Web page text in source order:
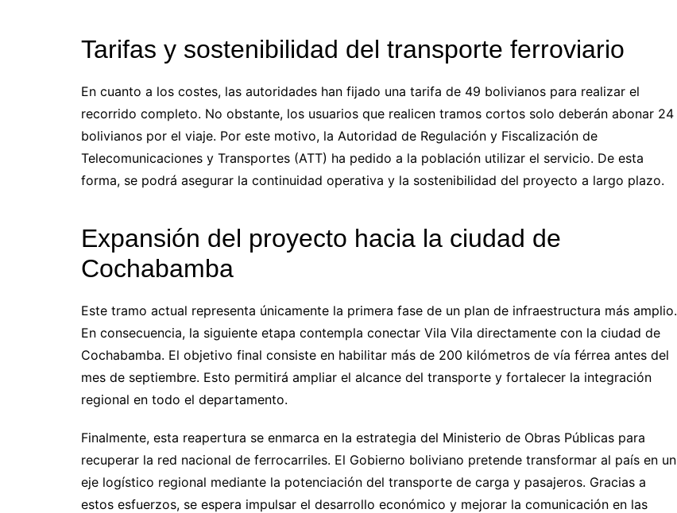
Tarifas y sostenibilidad del transporte ferroviario
En cuanto a los costes, las autoridades han fijado una tarifa de 49 bolivianos para realizar el
recorrido completo. No obstante, los usuarios que realicen tramos cortos solo deberán abonar 24
bolivianos por el viaje. Por este motivo, la Autoridad de Regulación y Fiscalización de
Telecomunicaciones y Transportes (ATT) ha pedido a la población utilizar el servicio. De esta
forma, se podrá asegurar la continuidad operativa y la sostenibilidad del proyecto a largo plazo.
Expansión del proyecto hacia la ciudad de
Cochabamba
Este tramo actual representa únicamente la primera fase de un plan de infraestructura más amplio.
En consecuencia, la siguiente etapa contempla conectar Vila Vila directamente con la ciudad de
Cochabamba. El objetivo final consiste en habilitar más de 200 kilómetros de vía férrea antes del
mes de septiembre. Esto permitirá ampliar el alcance del transporte y fortalecer la integración
regional en todo el departamento.
Finalmente, esta reapertura se enmarca en la estrategia del Ministerio de Obras Públicas para
recuperar la red nacional de ferrocarriles. El Gobierno boliviano pretende transformar al país en un
eje logístico regional mediante la potenciación del transporte de carga y pasajeros. Gracias a
estos esfuerzos, se espera impulsar el desarrollo económico y mejorar la comunicación en las